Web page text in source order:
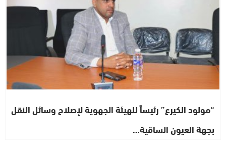
“مولود الكيرع” رئيساً للهيئة الجهوية لإصلاح وسائل النقل
بجهة العيون الساقية…